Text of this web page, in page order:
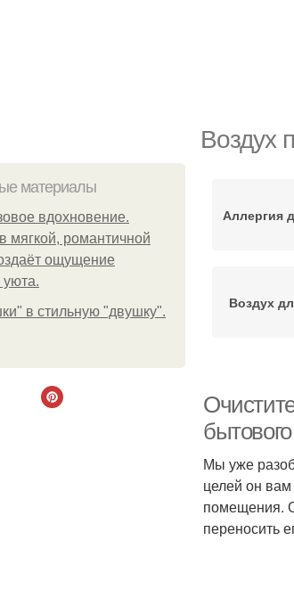
Воздух
материалы
вдохновение.
мягкой, романтичной
ощущение
уюта.
в стильную "двушку".
Аллергия
Воздух
Мы уже
целей он
помещения.
переносить